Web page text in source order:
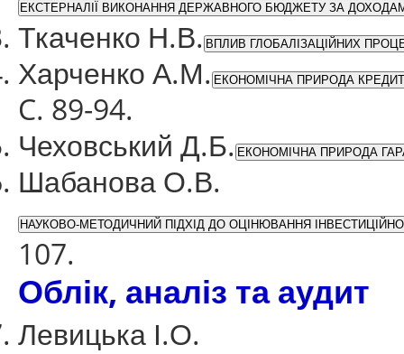
ЕКСТЕРНАЛІЇ ВИКОНАННЯ ДЕРЖАВНОГО БЮДЖЕТУ ЗА
Ткаченко Н.В. ВПЛИВ ГЛОБАЛІЗАЦІЙНИХ
Харченко А.М. ЕКОНОМІЧНА ПРИРОДА
C. 89-94.
Чеховський Д.Б. ЕКОНОМІЧНА ПРИРОДА
Шабанова О.В.
НАУКОВО-МЕТОДИЧНИЙ ПІДХІД ДО ОЦІНЮВАННЯ
107.
Облік, аналіз та аудит
Левицька І.О.